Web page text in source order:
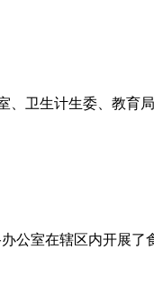
卫生计生委、教育
公室在辖区内开展